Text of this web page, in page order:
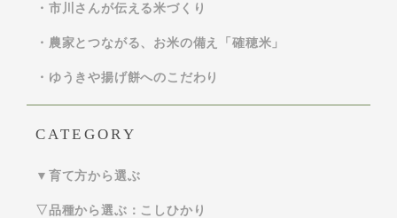
・市川さんが伝える米づくり
・農家とつながる、お米の備え「確穂米」
・ゆうきや揚げ餅へのこだわり
CATEGORY
▼育て方から選ぶ
▽品種から選ぶ：こしひかり